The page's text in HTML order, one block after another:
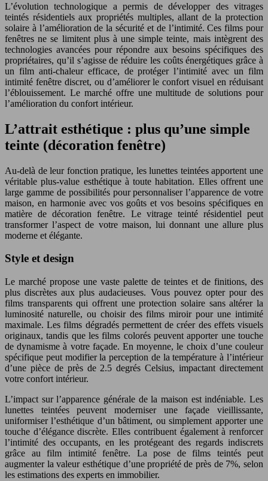
L’évolution technologique a permis de développer des vitrages
teintés résidentiels aux propriétés multiples, allant de la protection
solaire à l’amélioration de la sécurité et de l’intimité. Ces films pour
fenêtres ne se limitent plus à une simple teinte, mais intègrent des
technologies avancées pour répondre aux besoins spécifiques des
propriétaires, qu’il s’agisse de réduire les coûts énergétiques grâce à
un film anti-chaleur efficace, de protéger l’intimité avec un film
intimité fenêtre discret, ou d’améliorer le confort visuel en réduisant
l’éblouissement. Le marché offre une multitude de solutions pour
l’amélioration du confort intérieur.
L’attrait esthétique : plus qu’une simple
teinte (décoration fenêtre)
Au-delà de leur fonction pratique, les lunettes teintées apportent une
véritable plus-value esthétique à toute habitation. Elles offrent une
large gamme de possibilités pour personnaliser l’apparence de votre
maison, en harmonie avec vos goûts et vos besoins spécifiques en
matière de décoration fenêtre. Le vitrage teinté résidentiel peut
transformer l’aspect de votre maison, lui donnant une allure plus
moderne et élégante.
Style et design
Le marché propose une vaste palette de teintes et de finitions, des
plus discrètes aux plus audacieuses. Vous pouvez opter pour des
films transparents qui offrent une protection solaire sans altérer la
luminosité naturelle, ou choisir des films miroir pour une intimité
maximale. Les films dégradés permettent de créer des effets visuels
originaux, tandis que les films colorés peuvent apporter une touche
de dynamisme à votre façade. En moyenne, le choix d’une couleur
spécifique peut modifier la perception de la température à l’intérieur
d’une pièce de près de 2.5 degrés Celsius, impactant directement
votre confort intérieur.
L’impact sur l’apparence générale de la maison est indéniable. Les
lunettes teintées peuvent moderniser une façade vieillissante,
uniformiser l’esthétique d’un bâtiment, ou simplement apporter une
touche d’élégance discrète. Elles contribuent également à renforcer
l’intimité des occupants, en les protégeant des regards indiscrets
grâce au film intimité fenêtre. La pose de films teintés peut
augmenter la valeur esthétique d’une propriété de près de 7%, selon
les estimations des experts en immobilier.